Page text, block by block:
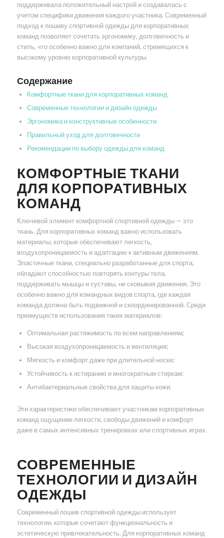
поддерживала положительный настрой и создавалась с
учетом специфики движения каждого участника. Современный
подход к пошиву спортивной одежды для корпоративных
команд позволяет сочетать эргономику, долговечность и
стиль, что особенно важно для компаний, стремящихся к
высокому уровню корпоративной культуры.
Содержание
Комфортные ткани для корпоративных команд
Современные технологии и дизайн одежды
Эргономика и конструктивные особенности
Правильный уход для долговечности
Рекомендации по выбору одежды для команд
КОМФОРТНЫЕ ТКАНИ
ДЛЯ КОРПОРАТИВНЫХ
КОМАНД
Ключевой элемент комфортной спортивной одежды — это
ткань. Для корпоративных команд важно использовать
материалы, которые обеспечивают легкость,
воздухопроницаемость и адаптацию к активным движениям.
Эластичные ткани, специально разработанные для спорта,
обладают способностью повторять контуры тела,
поддерживать мышцы и суставы, не сковывая движения. Это
особенно важно для командных видов спорта, где каждая
команда должна быть подвижной и скоординированной. Среди
преимуществ использования таких материалов:
Оптимальная растяжимость по всем направлениям;
Высокая воздухопроницаемость и вентиляция;
Мягкость и комфорт даже при длительной носке;
Устойчивость к истиранию и многократным стиркам;
Антибактериальные свойства для защиты кожи.
Эти характеристики обеспечивают участникам корпоративных
команд ощущение легкости, свободы движений и комфорт
даже в самых интенсивных тренировках или спортивных играх.
СОВРЕМЕННЫЕ
ТЕХНОЛОГИИ И ДИЗАЙН
ОДЕЖДЫ
Современный пошив спортивной одежды использует
технологии, которые сочетают функциональность и
эстетическую привлекательность. Для корпоративных команд